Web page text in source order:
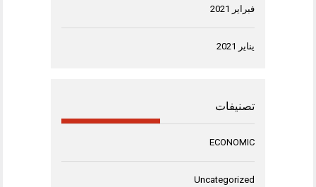
فبراير 2021
يناير 2021
تصنيفات
ECONOMIC
Uncategorized